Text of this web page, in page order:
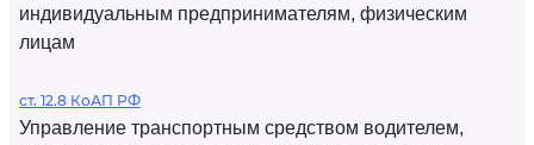
индивидуальным предпринимателям, физическим
лицам
ст. 12.8 КоАП РФ
Управление транспортным средством водителем,